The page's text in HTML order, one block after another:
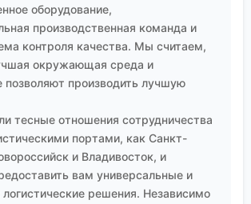
оборудование,
производственная команда и
контроля качества. Мы считаем,
окружающая среда и
позволяют производить лучшую
тесные отношения сотрудничества
портами, как Санкт-
и Владивосток, и
вам универсальные и
решения. Независимо